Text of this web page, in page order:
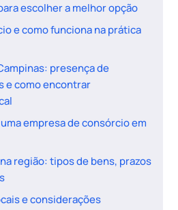
escolher a melhor opção
e como funciona na prática
presença de
e como encontrar
empresa de consórcio em
região: tipos de bens, prazos
e considerações